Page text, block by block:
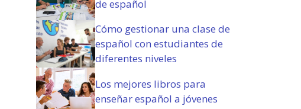
g
a
t
o
r
i
o
)
de español
Cómo gestionar una clase de
español con estudiantes de
diferentes niveles
Los mejores libros para
enseñar español a jóvenes